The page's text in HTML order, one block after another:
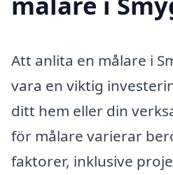
Att anlita en målare i
vara en viktig
ditt hem eller din
för målare varierar
faktorer, inklusive